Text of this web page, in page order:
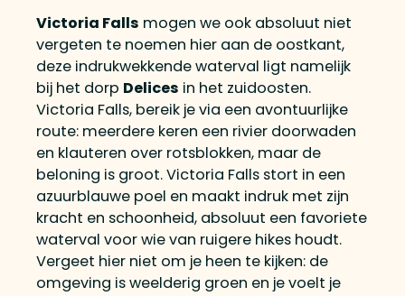
Victoria Falls mogen we ook absoluut niet
vergeten te noemen hier aan de oostkant,
deze indrukwekkende waterval ligt namelijk
bij het dorp Delices in het zuidoosten.
Victoria Falls, bereik je via een avontuurlijke
route: meerdere keren een rivier doorwaden
en klauteren over rotsblokken, maar de
beloning is groot. Victoria Falls stort in een
azuurblauwe poel en maakt indruk met zijn
kracht en schoonheid, absoluut een favoriete
waterval voor wie van ruigere hikes houdt.
Vergeet hier niet om je heen te kijken: de
omgeving is weelderig groen en je voelt je